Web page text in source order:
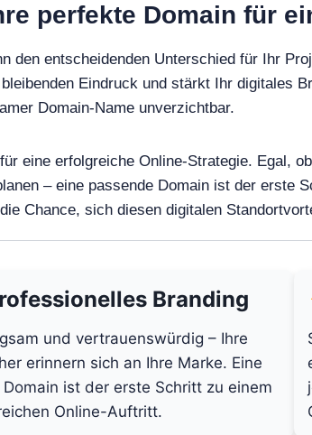
perfekte Domain für
den entscheidenden Unterschied für Ihr
Eindruck und stärkt Ihr digitales
Domain-Name unverzichtbar.
eine erfolgreiche Online-Strategie. Egal,
– eine passende Domain ist der erste
Chance, sich diesen digitalen
Branding
und vertrauenswürdig – Ihre
erinnern sich an Ihre Marke. Eine
ist der erste Schritt zu einem
Online-Auftritt.